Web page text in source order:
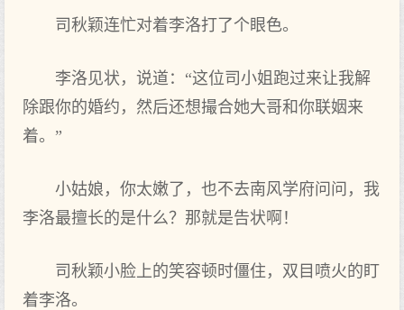
司秋颖连忙对着李洛打了个眼色。
李洛见状，说道：“这位司小姐跑过来让我解
除跟你的婚约，然后还想撮合她大哥和你联姻来
着。”
小姑娘，你太嫩了，也不去南风学府问问，我
李洛最擅长的是什么？那就是告状啊！
司秋颖小脸上的笑容顿时僵住，双目喷火的盯
着李洛。